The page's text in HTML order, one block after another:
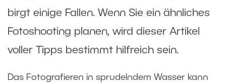
birgt einige Fallen. Wenn Sie ein ähnliches
Fotoshooting planen, wird dieser Artikel
voller Tipps bestimmt hilfreich sein.
Das Fotografieren in sprudelndem Wasser kann